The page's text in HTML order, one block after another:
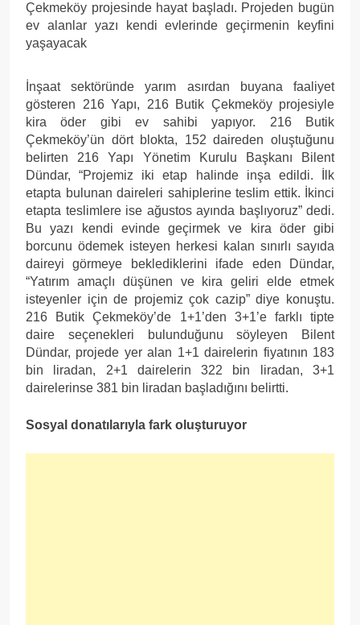
Çekmeköy projesinde hayat başladı. Projeden bugün
ev alanlar yazı kendi evlerinde geçirmenin keyfini
yaşayacak
İnşaat sektöründe yarım asırdan buyana faaliyet
gösteren 216 Yapı, 216 Butik Çekmeköy projesiyle
kira öder gibi ev sahibi yapıyor. 216 Butik
Çekmeköy’ün dört blokta, 152 daireden oluştuğunu
belirten 216 Yapı Yönetim Kurulu Başkanı Bilent
Dündar, “Projemiz iki etap halinde inşa edildi. İlk
etapta bulunan daireleri sahiplerine teslim ettik. İkinci
etapta teslimlere ise ağustos ayında başlıyoruz” dedi.
Bu yazı kendi evinde geçirmek ve kira öder gibi
borcunu ödemek isteyen herkesi kalan sınırlı sayıda
daireyi görmeye beklediklerini ifade eden Dündar,
“Yatırım amaçlı düşünen ve kira geliri elde etmek
isteyenler için de projemiz çok cazip” diye konuştu.
216 Butik Çekmeköy’de 1+1’den 3+1’e farklı tipte
daire seçenekleri bulunduğunu söyleyen Bilent
Dündar, projede yer alan 1+1 dairelerin fiyatının 183
bin liradan, 2+1 dairelerin 322 bin liradan, 3+1
dairelerinse 381 bin liradan başladığını belirtti.
Sosyal donatılarıyla fark oluşturuyor